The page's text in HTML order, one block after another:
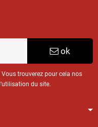
ok
trouverez pour cela nos
du site.